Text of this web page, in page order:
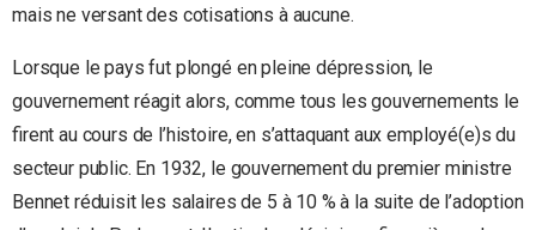
mais ne versant des cotisations à aucune.
Lorsque le pays fut plongé en pleine dépression, le
gouvernement réagit alors, comme tous les gouvernements le
firent au cours de l’histoire, en s’attaquant aux employé(e)s du
secteur public. En 1932, le gouvernement du premier ministre
Bennet réduisit les salaires de 5 à 10 % à la suite de l’adoption